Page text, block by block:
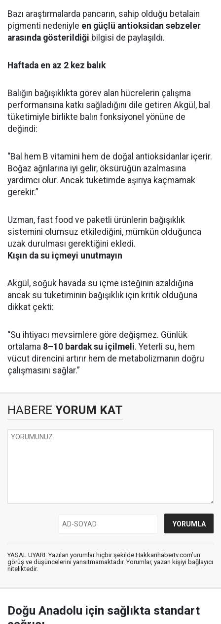
Bazı araştırmalarda pancarın, sahip olduğu betalain
pigmenti nedeniyle en güçlü antioksidan sebzeler
arasında gösterildiği bilgisi de paylaşıldı.
Haftada en az 2 kez balık
Balığın bağışıklıkta görev alan hücrelerin çalışma
performansına katkı sağladığını dile getiren Akgül, bal
tüketimiyle birlikte balın fonksiyonel yönüne de
değindi:
“Bal hem B vitamini hem de doğal antioksidanlar içerir.
Boğaz ağrılarına iyi gelir, öksürüğün azalmasına
yardımcı olur. Ancak tüketimde aşırıya kaçmamak
gerekir.”
Uzman, fast food ve paketli ürünlerin bağışıklık
sistemini olumsuz etkilediğini, mümkün olduğunca
uzak durulması gerektiğini ekledi.
Kışın da su içmeyi unutmayın
Akgül, soğuk havada su içme isteğinin azaldığına
ancak su tüketiminin bağışıklık için kritik olduğuna
dikkat çekti:
“Su ihtiyacı mevsimlere göre değişmez. Günlük
ortalama 8–10 bardak su içilmeli. Yeterli su, hem
vücut direncini artırır hem de metabolizmanın doğru
çalışmasını sağlar.”
HABERE YORUM KAT
YASAL UYARI: Yazılan yorumlar hiçbir şekilde Hakkarihabertv.com’un
görüş ve düşüncelerini yansıtmamaktadır. Yorumlar, yazan kişiyi bağlayıcı
niteliktedir.
Doğu Anadolu için sağlıkta standart